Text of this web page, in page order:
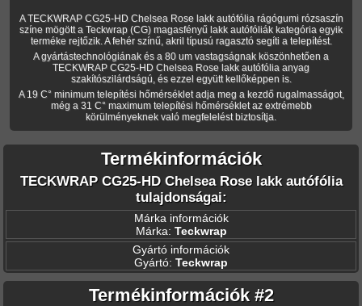
A TECKWRAP CG25-HD Chelsea Rose lakk autófólia rágógumi rózsaszín
színe mögött a Teckwrap (CG) magasfényű lakk autófóliák kategória egyik
terméke rejtőzik. A fehér színű, akril típusú ragasztó segíti a telepítést.
A gyártástechnológiának és a 80 um vastagságnak köszönhetően a
TECKWRAP CG25-HD Chelsea Rose lakk autófólia anyag
szakítószilárdságú, és ezzel együtt kellőképpen is.
A 19 C° minimum telepítési hőmérséklet adja meg a kezdő rugalmasságot,
még a 31 C° maximum telepítési hőmérséklet az extrémebb
körülményeknek való megfelelést biztosítja.
Termékinformációk
TECKWRAP CG25-HD Chelsea Rose lakk autófólia
tulajdonságai:
Márka információk
Márka: Teckwrap
Gyártó információk
Gyártó: Teckwrap
Termékinformációk #2